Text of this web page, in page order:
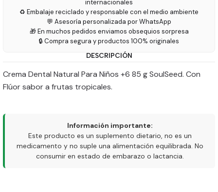
internacionales
♻️ Embalaje reciclado y responsable con el medio ambiente
💬 Asesoría personalizada por WhatsApp
🎁 En muchos pedidos enviamos obsequios sorpresa
🔒 Compra segura y productos 100% originales
DESCRIPCIÓN
Crema Dental Natural Para Niños +6 85 g SoulSeed. Con
Flúor sabor a frutas tropicales.
Información importante:
Este producto es un suplemento dietario, no es un
medicamento y no suple una alimentación equilibrada. No
consumir en estado de embarazo o lactancia.